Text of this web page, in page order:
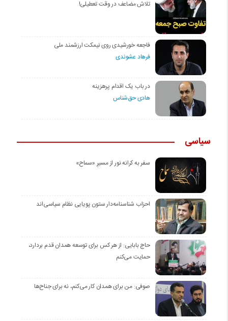
تلاش مضاعف در وقت تعطیلی!
فاجعه خورشیدی روی نیمکت ارزشمند ملی
فرهاد عشوندی
در باب یک اقدام پرهزینه
هادی حق‌شناس
سیاسی
سفر به کرانه‌ نور از مسیرِ «سماح»
احزاب شناسنامه‌دار ستون پویایی نظام سیاسی‌اند
حاج بابایی: از هر کس برای توسعه همدان قدم بردارد،
حمایت می‌کنم
صوفی: من برای همدان کار می‌کنم، نه برای جناح‌ها